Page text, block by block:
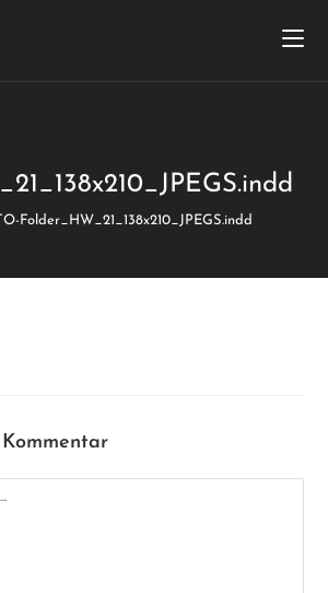
Folder_HW_21_138x210_JPEGS.indd